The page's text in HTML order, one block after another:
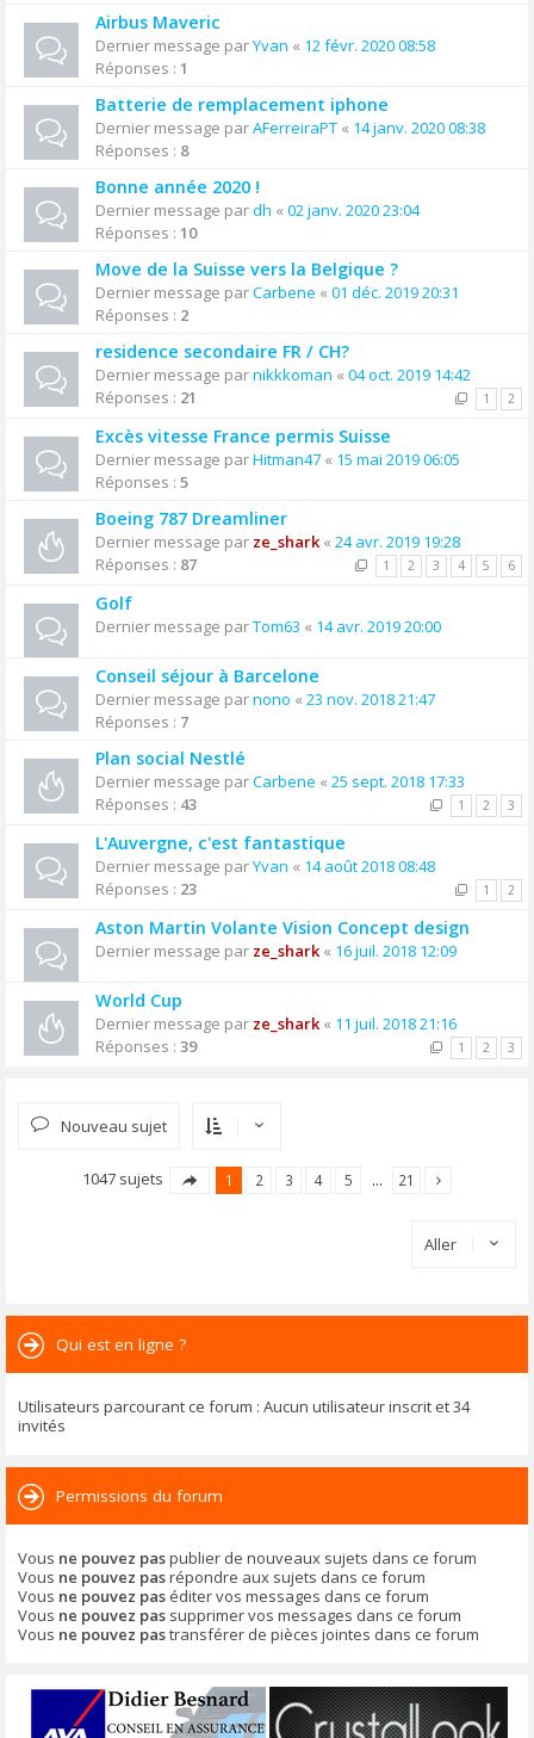
Airbus Maveric
Dernier message parYvan « 12 févr. 2020 08:58
Réponses : 1
Batterie de remplacement iphone
Dernier message parAFerreiraPT « 14 janv. 2020 08:38
Réponses : 8
Bonne année 2020 !
Dernier message pardh « 02 janv. 2020 23:04
Réponses : 10
Move de la Suisse vers la Belgique ?
Dernier message parCarbene « 01 déc. 2019 20:31
Réponses : 2
residence secondaire FR / CH?
Dernier message parnikkkoman « 04 oct. 2019 14:42
Réponses : 21 1 2
Excès vitesse France permis Suisse
Dernier message parHitman47 « 15 mai 2019 06:05
Réponses : 5
Boeing 787 Dreamliner
Dernier message par ze_shark« 24 avr. 2019 19:28
Réponses : 87 1 2 3 4 5 6
Golf
Dernier message parTom63 « 14 avr. 2019 20:00
Conseil séjour à Barcelone
Dernier message parnono « 23 nov. 2018 21:47
Réponses : 7
Plan social Nestlé
Dernier message parCarbene « 25 sept. 2018 17:33
Réponses : 43 1 2 3
L'Auvergne, c'est fantastique
Dernier message parYvan « 14 août 2018 08:48
Réponses : 23 1 2
Aston Martin Volante Vision Concept design
Dernier message par ze_shark« 16 juil. 2018 12:09
World Cup
Dernier message par ze_shark« 11 juil. 2018 21:16
Réponses : 39 1 2 3
Nouveau sujet
1047 sujets 1 2 3 4 5 … 21
Aller
Qui est en ligne ?
Utilisateurs parcourant ce forum : Aucun utilisateur inscrit et 34
invités
Permissions du forum
Vous ne pouvez paspublier de nouveaux sujets dans ce forum
Vous ne pouvez pasrépondre aux sujets dans ce forum
Vous ne pouvez pas éditer vos messages dans ce forum
Vous ne pouvez pas supprimer vos messages dans ce forum
Vous ne pouvez pastransférer de pièces jointes dans ce forum